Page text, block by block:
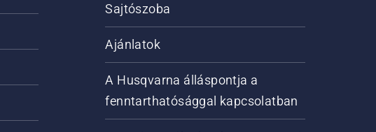
Sajtószoba
Ajánlatok
A Husqvarna álláspontja a
fenntarthatósággal kapcsolatban